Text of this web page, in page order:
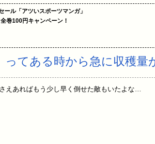
ル「アツいスポーツマンガ」
巻100円キャンペーン！
ってある時から急に収穫量
えあればもう少し早く倒せた敵もいたよな…